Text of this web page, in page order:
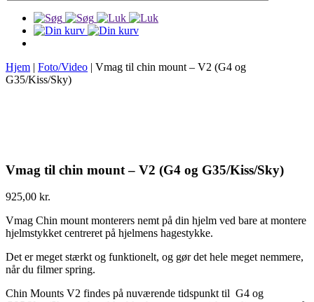
Hjem | Foto/Video | Vmag til chin mount – V2 (G4 og
G35/Kiss/Sky)
Vmag til chin mount – V2 (G4 og G35/Kiss/Sky)
925,00 kr.
Vmag Chin mount monterers nemt på din hjelm ved bare at montere
hjelmstykket centreret på hjelmens hagestykke.
Det er meget stærkt og funktionelt, og gør det hele meget nemmere,
når du filmer spring.
Chin Mounts V2 findes på nuværende tidspunkt til G4 og